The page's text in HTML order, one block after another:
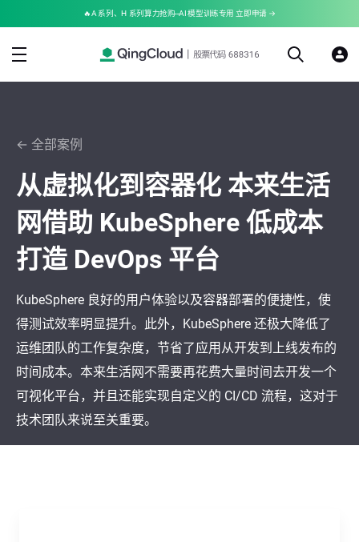
🔥A 系列、H 系列算力抢购--AI 模型训练专用 立即申请 →
← 全部案例
从虚拟化到容器化 本来生活
网借助 KubeSphere 低成本
打造 DevOps 平台
KubeSphere 良好的用户体验以及容器部署的便捷性，使
得测试效率明显提升。此外，KubeSphere 还极大降低了
运维团队的工作复杂度，节省了应用从开发到上线发布的
时间成本。本来生活网不需要再花费大量时间去开发一个
可视化平台，并且还能实现自定义的 CI/CD 流程，这对于
技术团队来说至关重要。